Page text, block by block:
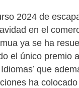
2024 de
en el
ya se ha
el único premio
que
ha colocado